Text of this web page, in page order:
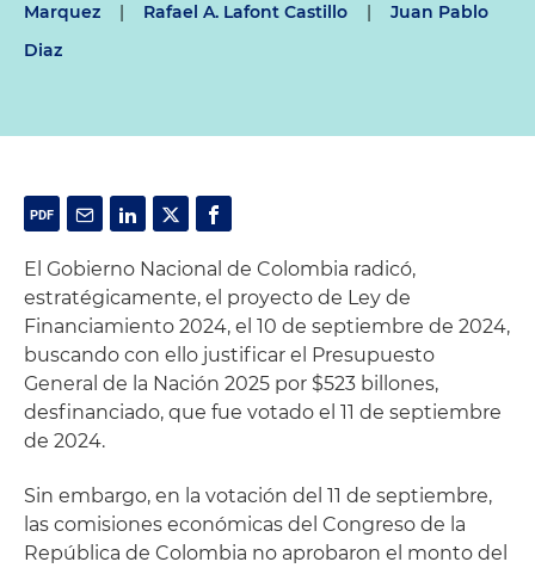
Marquez
| Rafael A. Lafont Castillo |
Juan Pablo
Diaz
El Gobierno Nacional de Colombia radicó,
estratégicamente, el proyecto de Ley de
Financiamiento 2024, el 10 de septiembre de 2024,
buscando con ello justificar el Presupuesto
General de la Nación 2025 por $523 billones,
desfinanciado, que fue votado el 11 de septiembre
de 2024.
Sin embargo, en la votación del 11 de septiembre,
las comisiones económicas del Congreso de la
República de Colombia no aprobaron el monto del